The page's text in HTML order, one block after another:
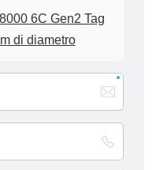
6C Gen2 Tag
di diametro